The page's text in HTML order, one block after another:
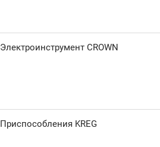
Электроинструмент CROWN
Приспособления KREG